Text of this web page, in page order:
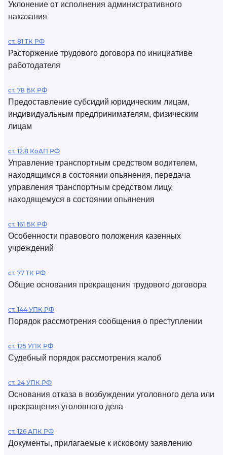
Уклонение от исполнения административного
наказания
ст. 81 ТК РФ
Расторжение трудового договора по инициативе
работодателя
ст. 78 БК РФ
Предоставление субсидий юридическим лицам,
индивидуальным предпринимателям, физическим
лицам
ст. 12.8 КоАП РФ
Управление транспортным средством водителем,
находящимся в состоянии опьянения, передача
управления транспортным средством лицу,
находящемуся в состоянии опьянения
ст. 161 БК РФ
Особенности правового положения казенных
учреждений
ст. 77 ТК РФ
Общие основания прекращения трудового договора
ст. 144 УПК РФ
Порядок рассмотрения сообщения о преступлении
ст. 125 УПК РФ
Судебный порядок рассмотрения жалоб
ст. 24 УПК РФ
Основания отказа в возбуждении уголовного дела или
прекращения уголовного дела
ст. 126 АПК РФ
Документы, прилагаемые к исковому заявлению